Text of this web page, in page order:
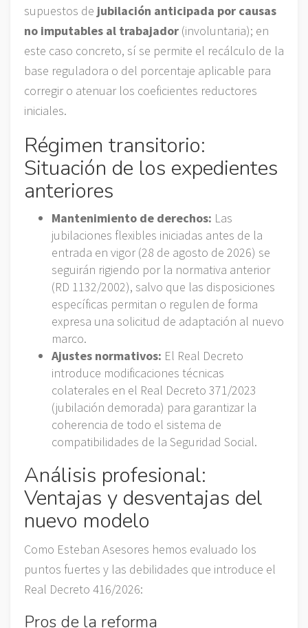
supuestos de jubilación anticipada por causas
no imputables al trabajador (involuntaria); en
este caso concreto, sí se permite el recálculo de la
base reguladora o del porcentaje aplicable para
corregir o atenuar los coeficientes reductores
iniciales.
Régimen transitorio:
Situación de los expedientes
anteriores
Mantenimiento de derechos: Las
jubilaciones flexibles iniciadas antes de la
entrada en vigor (28 de agosto de 2026) se
seguirán rigiendo por la normativa anterior
(RD 1132/2002), salvo que las disposiciones
específicas permitan o regulen de forma
expresa una solicitud de adaptación al nuevo
marco.
Ajustes normativos: El Real Decreto
introduce modificaciones técnicas
colaterales en el Real Decreto 371/2023
(jubilación demorada) para garantizar la
coherencia de todo el sistema de
compatibilidades de la Seguridad Social.
Análisis profesional:
Ventajas y desventajas del
nuevo modelo
Como Esteban Asesores hemos evaluado los
puntos fuertes y las debilidades que introduce el
Real Decreto 416/2026:
Pros de la reforma